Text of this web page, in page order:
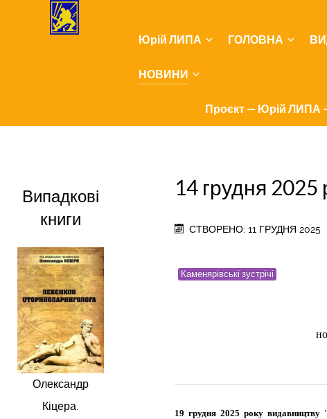
Юрій ЛИПА ГОЛОВНА
НОВИНИ
Проєкт — Юрій ЛИПА
Випадкові
книги
Олександр
Кіцера.
14 грудня
СТВОРЕНО: 11 ГРУДНЯ 2025
Каменярівські зустрічі
19 грудня 2025 року